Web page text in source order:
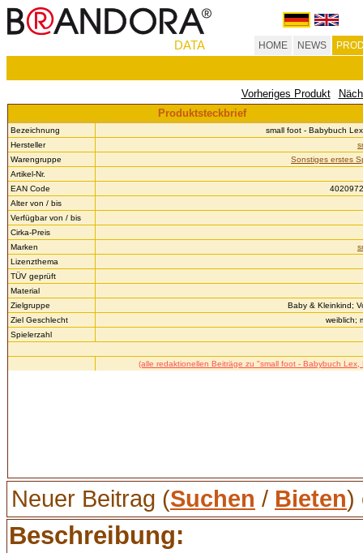
DATA HOME NEWS
Vorheriges Produkt
Produktsteckbrief
Bezeichnung
small foot - Babybuch
Hersteller
Warengruppe
Sonstiges erstes
Artikel-Nr.
EAN Code
Alter von / bis
Verfügbar von / bis
Cirka-Preis
Marken
Lizenzthema
TÜV geprüft
Material
Zielgruppe
Baby & Kleinkind;
Ziel Geschlecht
weiblich;
Spielerzahl
(alle redaktionellen Beiträge zu "small foot - Babybuch Lex,
Neuer Beitrag (Suchen / Bieten)
Beschreibung: